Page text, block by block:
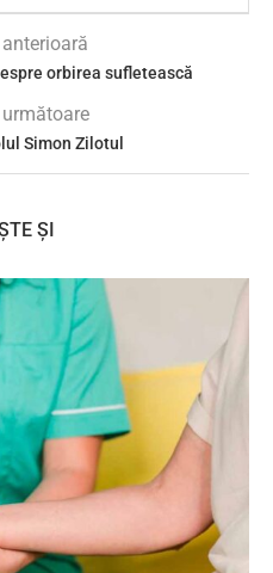
orbirea sufletească
Simon Zilotul
ȘI